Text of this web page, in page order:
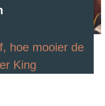
hoe mooier de
King